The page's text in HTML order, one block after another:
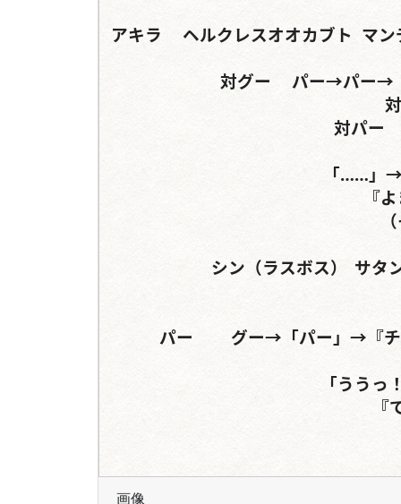
アキラ	ヘルクレスオオカブト	マンディブラリスフタマタクワガタorアクティオンゾウカ
対グー	パー→パー→「チョキ」	グー→グー→「チョキ」
対
対パー	チョキ→	パー→パー→
「……」
『
シン（ラスボス）	サタンオオカブト	ギラファノコギリクワガタ
パー	グー→「パー」→『チョキ』	パー→グー→「チョキ」→『パー』
「うう
画像